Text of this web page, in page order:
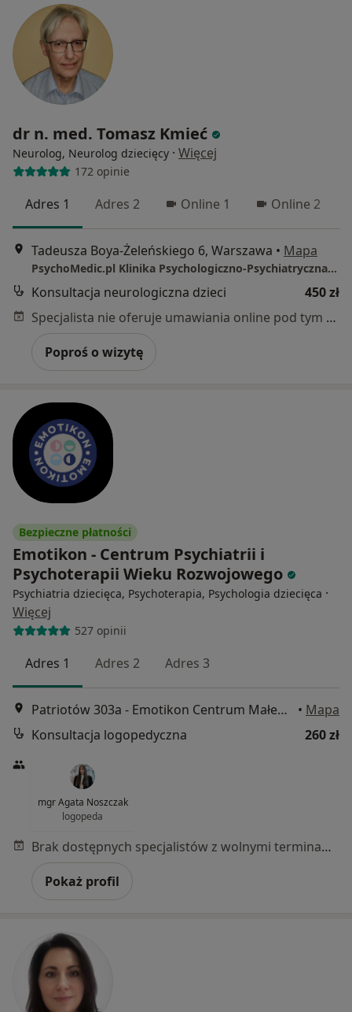
dr n. med. Tomasz Kmieć
Neurolog, Neurolog dziecięcy · Więcej
172 opinie
Adres 1 Adres 2 Online 1 Online 2
Tadeusza Boya-Żeleńskiego 6, Warszawa • Mapa
PsychoMedic.pl Klinika Psychologiczno-Psychiatryczna Warszawa ul. Boya Żeleńskiego 6 (Pl. Unii Lubelskiej)
Konsultacja neurologiczna dzieci
450 zł
Specjalista nie oferuje umawiania online pod tym adresem.
Poproś o wizytę
Bezpieczne płatności
Emotikon - Centrum Psychiatrii i
Psychoterapii Wieku Rozwojowego
Psychiatria dziecięca, Psychoterapia, Psychologia dziecięca ·
Więcej
527 opinii
Adres 1 Adres 2 Adres 3
Patriotów 303a - Emotikon Centrum Małego Dziecka, Warszawa • Mapa
Konsultacja logopedyczna
260 zł
mgr Agata Noszczak
logopeda
Brak dostępnych specjalistów z wolnymi terminami w tym centrum medycznym.
Pokaż profil